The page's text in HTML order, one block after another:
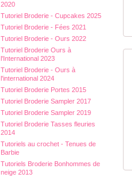
2020
Tutoriel Broderie - Cupcakes 2025
Tutoriel Broderie - Fées 2021
Tutoriel Broderie - Ours 2022
Tutoriel Broderie Ours à
l'International 2023
Tutoriel Broderie - Ours à
l'international 2024
Tutoriel Broderie Portes 2015
Tutoriel Broderie Sampler 2017
Tutoriel Broderie Sampler 2019
Tutoriel Broderie Tasses fleuries
2014
Tutoriels au crochet - Tenues de
Barbie
Tutoriels Broderie Bonhommes de
neige 2013